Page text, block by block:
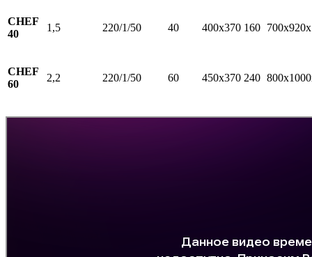
CHEF
40
1,5 220/1/50 40 400х370 160
CHEF
60
2,2 220/1/50 60 450х370 240